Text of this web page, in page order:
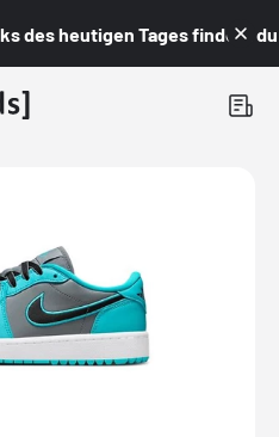
des heutigen Tages findest du